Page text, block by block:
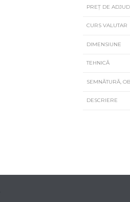
PREȚ DE
CURS VALUTAR
DIMENSIUNE
TEHNICĂ
SEMNĂTURĂ,
DESCRIERE